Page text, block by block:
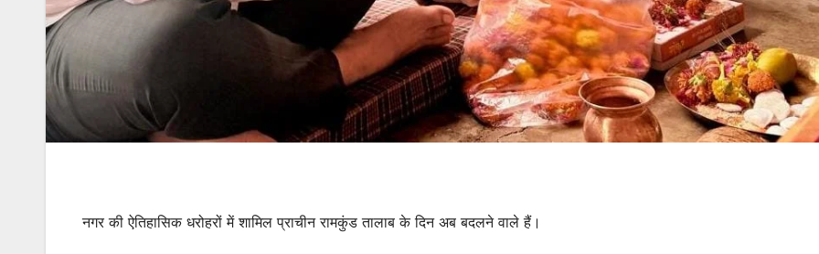
नगर की ऐतिहासिक धरोहरों में शामिल प्राचीन रामकुंड तालाब के दिन अब बदलने वाले हैं।